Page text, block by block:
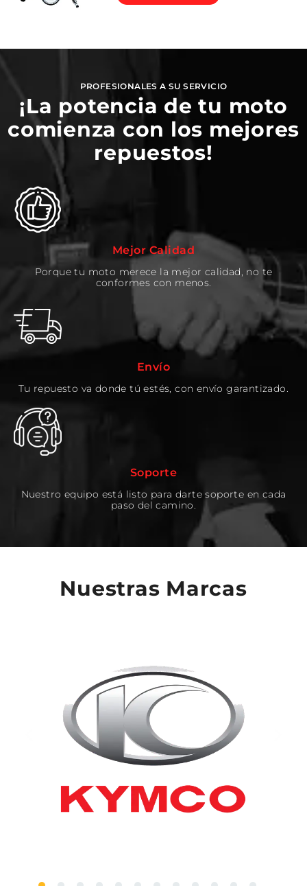
PROFESIONALES A SU SERVICIO
¡La potencia de tu moto
comienza con los mejores
repuestos!
Mejor Calidad
Porque tu moto merece la mejor calidad, no te
conformes con menos.
Envío
Tu repuesto va donde tú estés, con envío garantizado.
Soporte
Nuestro equipo está listo para darte soporte en cada
paso del camino.
Nuestras Marcas